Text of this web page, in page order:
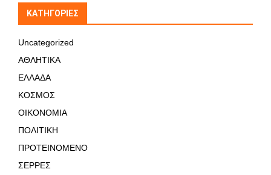
KΑΤΗΓΟΡΊΕΣ
Uncategorized
ΑΘΛΗΤΙΚΑ
ΕΛΛΑΔΑ
ΚΟΣΜΟΣ
ΟΙΚΟΝΟΜΙΑ
ΠΟΛΙΤΙΚΗ
ΠΡΟΤΕΙΝΟΜΕΝΟ
ΣΕΡΡΕΣ